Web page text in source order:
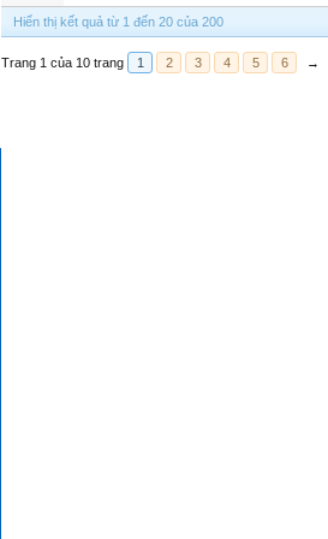
Hiển thị kết quả từ 1 đến 20 của 200
Trang 1 của 10 trang 1 2 3 4 5 6 →